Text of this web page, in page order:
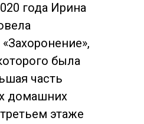
года Ирина
была
часть
домашних
этаже